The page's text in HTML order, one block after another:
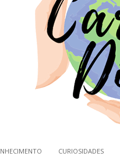
CURIOSIDADES